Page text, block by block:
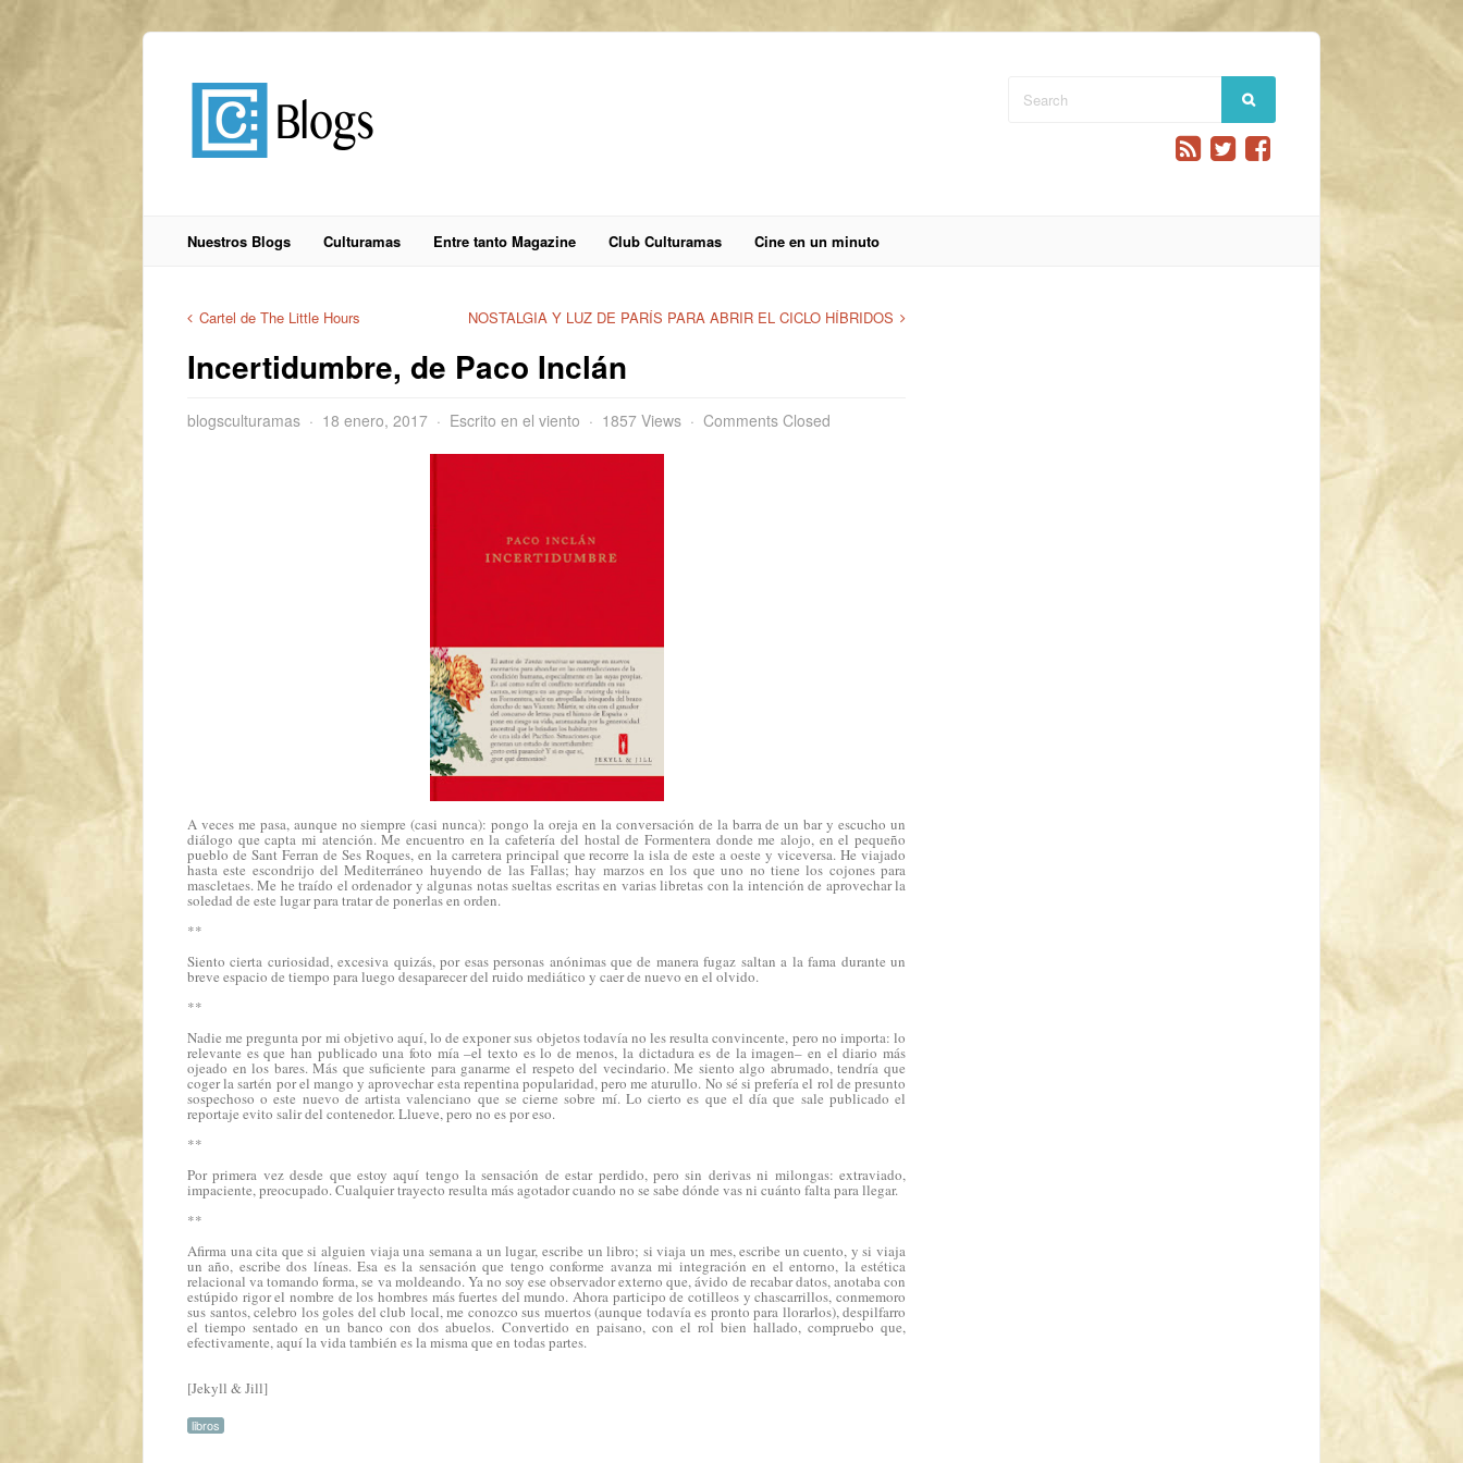
Nuestros Blogs Culturamas Entre tanto Magazine Club Culturamas Cine en un minuto
Cartel de The Little Hours NOSTALGIA Y LUZ DE PARÍS PARA ABRIR EL CICLO HÍBRIDOS
Incertidumbre, de Paco Inclán
blogsculturamas 18 enero, 2017 Escrito en el viento 1857 Views Comments Closed
A veces me pasa, aunque no siempre (casi nunca): pongo la oreja en la conversación de la barra de un bar y escucho un
diálogo que capta mi atención. Me encuentro en la cafetería del hostal de Formentera donde me alojo, en el pequeño
pueblo de Sant Ferran de Ses Roques, en la carretera principal que recorre la isla de este a oeste y viceversa. He viajado
hasta este escondrijo del Mediterráneo huyendo de las Fallas; hay marzos en los que uno no tiene los cojones para
mascletaes. Me he traído el ordenador y algunas notas sueltas escritas en varias libretas con la intención de aprovechar la
soledad de este lugar para tratar de ponerlas en orden.
**
Siento cierta curiosidad, excesiva quizás, por esas personas anónimas que de manera fugaz saltan a la fama durante un
breve espacio de tiempo para luego desaparecer del ruido mediático y caer de nuevo en el olvido.
**
Nadie me pregunta por mi objetivo aquí, lo de exponer sus objetos todavía no les resulta convincente, pero no importa: lo
relevante es que han publicado una foto mía –el texto es lo de menos, la dictadura es de la imagen– en el diario más
ojeado en los bares. Más que suficiente para ganarme el respeto del vecindario. Me siento algo abrumado, tendría que
coger la sartén por el mango y aprovechar esta repentina popularidad, pero me aturullo. No sé si prefería el rol de presunto
sospechoso o este nuevo deartista valenciano que se cierne sobre mí. Lo cierto es que el día que sale publicado el
reportaje evito salir del contenedor. Llueve, pero no es por eso.
**
Por primera vez desde que estoy aquí tengo la sensación de estar perdido, pero sin derivas ni milongas: extraviado,
impaciente, preocupado. Cualquier trayecto resulta más agotador cuando no se sabe dónde vas ni cuánto falta para llegar.
**
Afirma una cita que si alguien viaja una semana a un lugar, escribe un libro; si viaja un mes, escribe un cuento, y si viaja
un año, escribe dos líneas. Esa es la sensación que tengo conforme avanza mi integración en el entorno, la estética
relacional va tomando forma, se va moldeando. Ya no soy ese observador externo que, ávido de recabar datos, anotaba con
estúpido rigor el nombre de los hombres más fuertes del mundo. Ahora participo de cotilleos y chascarrillos, conmemoro
sus santos, celebro los goles del club local, me conozco sus muertos (aunque todavía es pronto para llorarlos), despilfarro
el tiempo sentado en un banco con dos abuelos. Convertido en paisano, con el rol bien hallado, compruebo que,
efectivamente, aquí la vida también es la misma que en todas partes.
[Jekyll & Jill]
libros